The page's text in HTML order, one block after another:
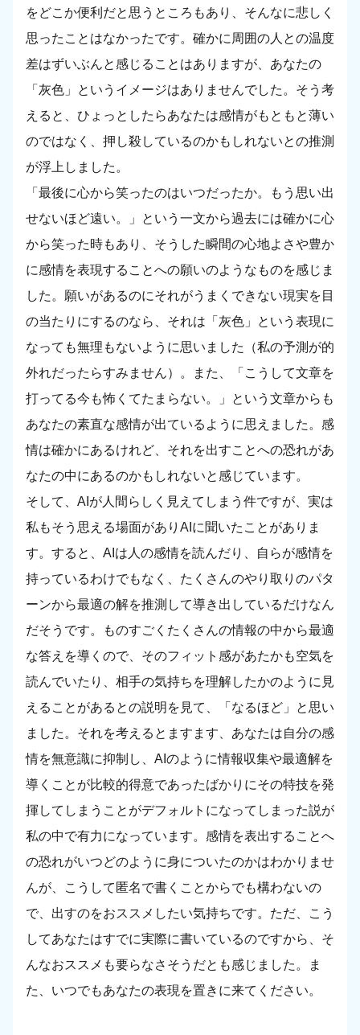
をどこか便利だと思うところもあり、そんなに悲しく
思ったことはなかったです。確かに周囲の人との温度
差はずいぶんと感じることはありますが、あなたの
「灰色」というイメージはありませんでした。そう考
えると、ひょっとしたらあなたは感情がもともと薄い
のではなく、押し殺しているのかもしれないとの推測
が浮上しました。
「最後に心から笑ったのはいつだったか。もう思い出
せないほど遠い。」という一文から過去には確かに心
から笑った時もあり、そうした瞬間の心地よさや豊か
に感情を表現することへの願いのようなものを感じま
した。願いがあるのにそれがうまくできない現実を目
の当たりにするのなら、それは「灰色」という表現に
なっても無理もないように思いました（私の予測が的
外れだったらすみません）。また、「こうして文章を
打ってる今も怖くてたまらない。」という文章からも
あなたの素直な感情が出ているように思えました。感
情は確かにあるけれど、それを出すことへの恐れがあ
なたの中にあるのかもしれないと感じています。
そして、AIが人間らしく見えてしまう件ですが、実は
私もそう思える場面がありAIに聞いたことがありま
す。すると、AIは人の感情を読んだり、自らが感情を
持っているわけでもなく、たくさんのやり取りのパタ
ーンから最適の解を推測して導き出しているだけなん
だそうです。ものすごくたくさんの情報の中から最適
な答えを導くので、そのフィット感があたかも空気を
読んでいたり、相手の気持ちを理解したかのように見
えることがあるとの説明を見て、「なるほど」と思い
ました。それを考えるとますます、あなたは自分の感
情を無意識に抑制し、AIのように情報収集や最適解を
導くことが比較的得意であったばかりにその特技を発
揮してしまうことがデフォルトになってしまった説が
私の中で有力になっています。感情を表出することへ
の恐れがいつどのように身についたのかはわかりませ
んが、こうして匿名で書くことからでも構わないの
で、出すのをおススメしたい気持ちです。ただ、こう
してあなたはすでに実際に書いているのですから、そ
んなおススメも要らなさそうだとも感じました。ま
た、いつでもあなたの表現を置きに来てください。